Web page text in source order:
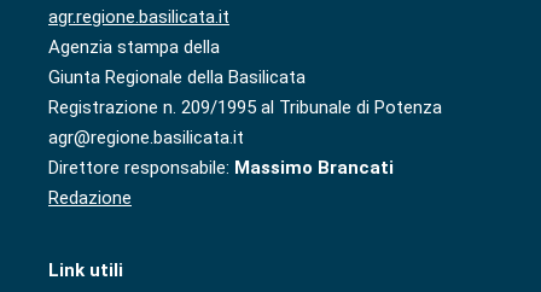
agr.regione.basilicata.it
Agenzia stampa della
Giunta Regionale della Basilicata
Registrazione n. 209/1995 al Tribunale di Potenza
agr@regione.basilicata.it
Direttore responsabile: Massimo Brancati
Redazione
Link utili